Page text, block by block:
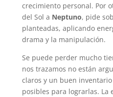
crecimiento personal. Por
del Sol a Neptuno, pide
planteadas, aplicando
drama y la manipulación.
Se puede perder mucho
nos trazamos no están
claros y un buen
posibles para lograrlas. La